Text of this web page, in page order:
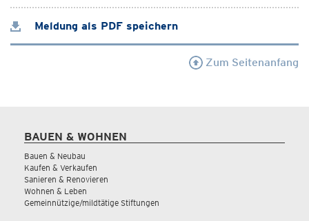
Meldung als PDF speichern
Zum Seitenanfang
BAUEN & WOHNEN
Bauen & Neubau
Kaufen & Verkaufen
Sanieren & Renovieren
Wohnen & Leben
Gemeinnützige/mildtätige Stiftungen